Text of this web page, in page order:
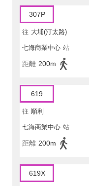
307P
往 大埔(汀太路)
七海商業中心 站
距離 200m
619
往 順利
七海商業中心 站
距離 200m
619X